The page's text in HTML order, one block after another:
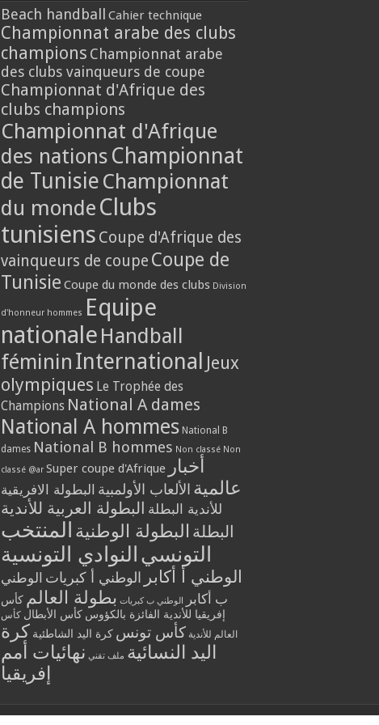
Beach handball Cahier technique
Championnat arabe des clubs
champions Championnat arabe
des clubs vainqueurs de coupe
Championnat d'Afrique des
clubs champions
Championnat d'Afrique
des nations Championnat
de Tunisie Championnat
du monde Clubs
tunisiens Coupe d'Afrique des
vainqueurs de coupe Coupe de
Tunisie Coupe du monde des clubs Division
d'honneur hommes Equipe
nationale Handball
féminin International Jeux
olympiques Le Trophée des
Champions National A dames
National A hommes National B
dames National B hommes Non classé Non
classé @ar Super coupe d'Afrique أخبار
عالمية الألعاب الأولمبية البطولة الافريقية
للأندية البطلة البطولة العربية للأندية
البطلة البطولة الوطنية المنتخب
التونسي النوادي التونسية
الوطني أ أكابر الوطني أ كبريات الوطني
ب أكابر
الوطني ب كبريات بطولة العالم كأس
إفريقيا للأندية الفائزة بالكؤوس كأس الأبطال كأس
العالم للأندية كأس تونس كرة اليد الشاطئية كرة
اليد النسائية ملف تقني نهائيات أمم
إفريقيا